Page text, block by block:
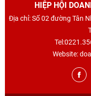
HIỆP HỘI
Địa chỉ: Số 02 đường Tân
Website: